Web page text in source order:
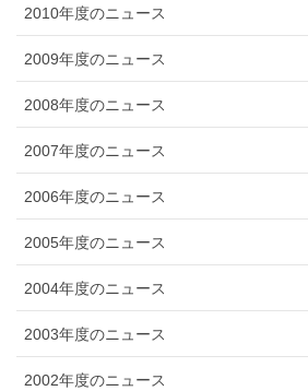
2010年度のニュース
2009年度のニュース
2008年度のニュース
2007年度のニュース
2006年度のニュース
2005年度のニュース
2004年度のニュース
2003年度のニュース
2002年度のニュース